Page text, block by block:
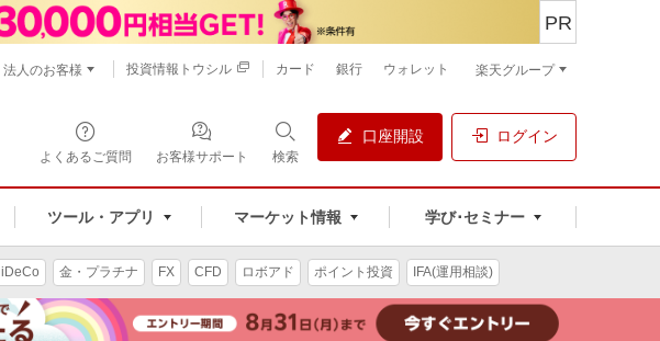
よくあるご質問 お客様サポート 検索
口座開設 ログイン
ツール・アプリ マーケット情報 学び･セミナー
PR
法人のお客様 投資情報トウシル カード 銀行 ウォレット 楽天グループ
iDeCo 金・プラチナ FX CFD ロボアド ポイント投資 IFA(運用相談)